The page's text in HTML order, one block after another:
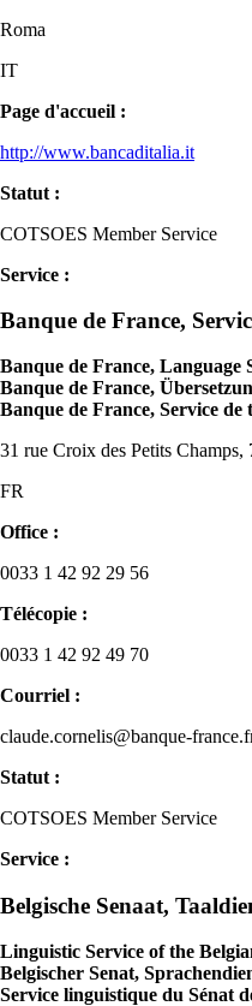
Roma
IT
Page d'accueil :
http://www.bancaditalia.it
Statut :
COTSOES Member Service
Service :
Banque de France,
Banque de France, Language
Banque de France,
Banque de France, Service de
31 rue Croix des Petits Champs,
FR
Office :
0033 1 42 92 29 56
Télécopie :
0033 1 42 92 49 70
Courriel :
claude.cornelis@banque-
Statut :
COTSOES Member Service
Service :
Belgische Senaat,
Linguistic Service of the
Belgischer Senat,
Service linguistique du Sénat